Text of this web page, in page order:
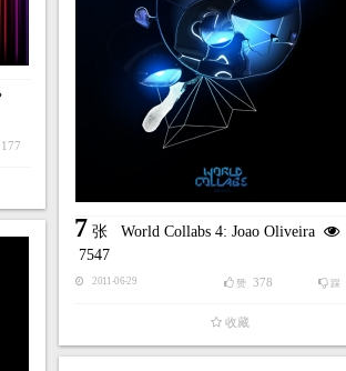
7 张 World Collabs 4: Joao Oliveira
7547
2011-06-29 踩
赞 378
收藏
177